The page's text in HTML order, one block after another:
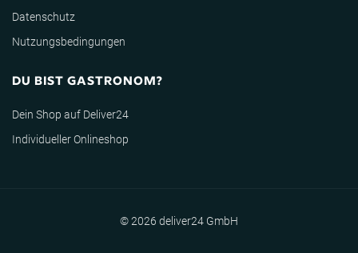
Datenschutz
Nutzungsbedingungen
DU BIST GASTRONOM?
Dein Shop auf Deliver24
Individueller Onlineshop
© 2026 deliver24 GmbH